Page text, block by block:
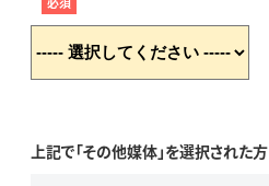
上記で「その他媒体」を選択された方